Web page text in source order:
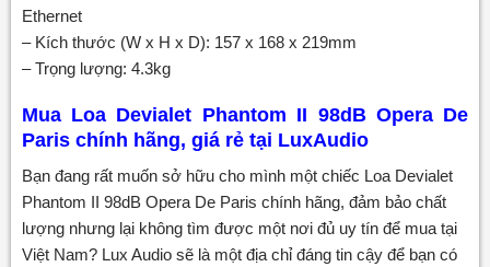
Ethernet
– Kích thước (W x H x D): 157 x 168 x 219mm
– Trọng lượng: 4.3kg
Mua Loa Devialet Phantom II 98dB Opera De
Paris chính hãng, giá rẻ tại LuxAudio
Bạn đang rất muốn sở hữu cho mình một chiếc Loa Devialet
Phantom II 98dB Opera De Paris chính hãng, đảm bảo chất
lượng nhưng lại không tìm được một nơi đủ uy tín để mua tại
Việt Nam? Lux Audio sẽ là một địa chỉ đáng tin cậy để bạn có